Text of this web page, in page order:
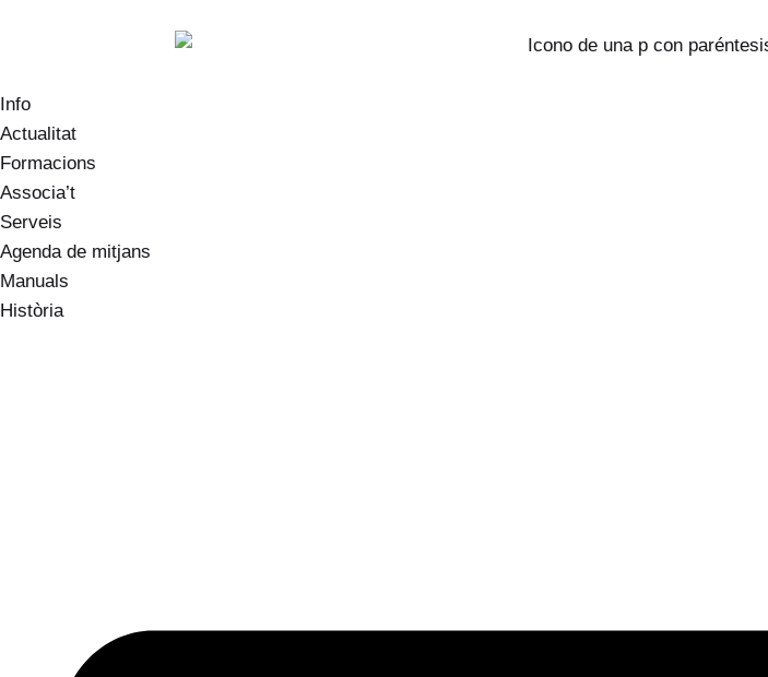
Info
Actualitat
Formacions
Associa’t
Serveis
Agenda de mitjans
Manuals
Història